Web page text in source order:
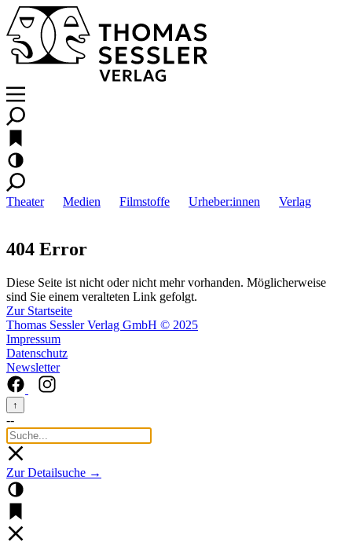
Theater Medien Filmstoffe Urheber:innen Verlag
404 Error
Diese Seite ist nicht oder nicht mehr vorhanden. Möglicherweise
sind Sie einem veralteten Link gefolgt.
Zur Startseite
Thomas Sessler Verlag GmbH © 2025
Impressum
Datenschutz
Newsletter
↑
--
Zur Detailsuche →